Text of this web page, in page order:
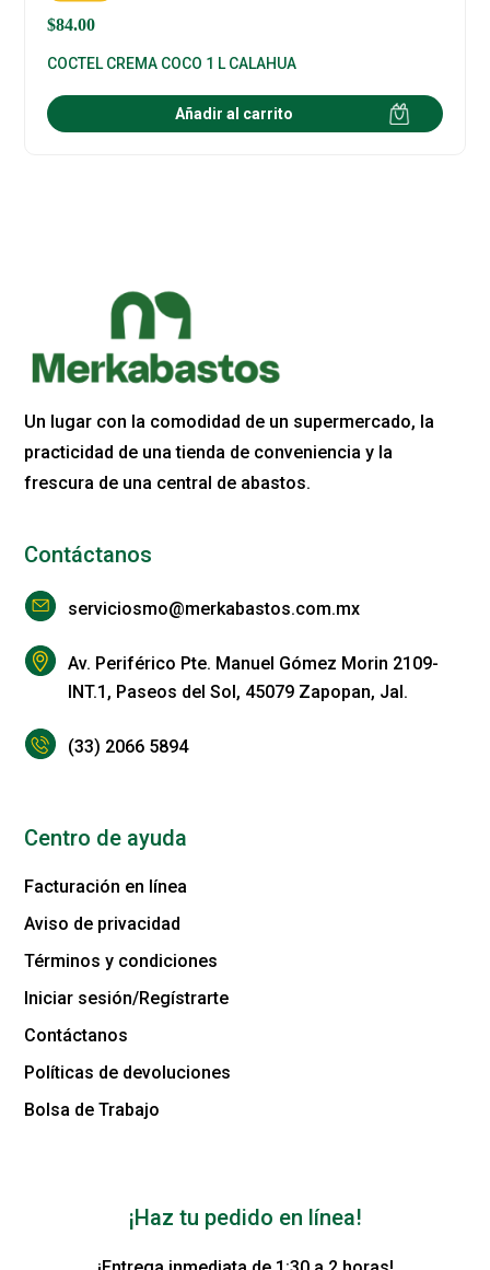
$84.00
COCTEL CREMA COCO 1 L CALAHUA
Añadir al carrito
Un lugar con la comodidad de un supermercado, la
practicidad de una tienda de conveniencia y la
frescura de una central de abastos.
Contáctanos
serviciosmo@merkabastos.com.mx
Av. Periférico Pte. Manuel Gómez Morin 2109-
INT.1, Paseos del Sol, 45079 Zapopan, Jal.
(33) 2066 5894
Centro de ayuda
Facturación en línea
Aviso de privacidad
Términos y condiciones
Iniciar sesión/Regístrarte
Contáctanos
Políticas de devoluciones
Bolsa de Trabajo
¡Haz tu pedido en línea!